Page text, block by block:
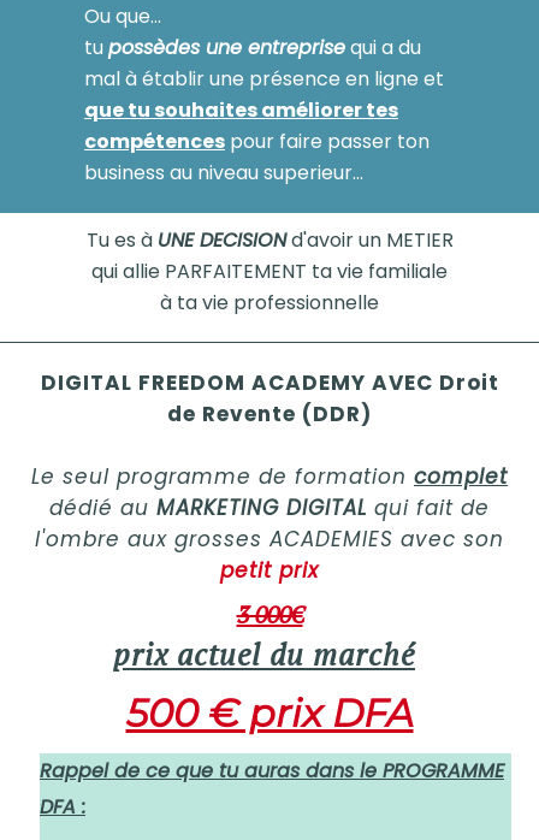
Ou que...
tupossèdes une entreprisequi a du
mal à établir une présence en ligne et
que tu souhaites améliorer tes
compétences pour faire passer ton
business au niveau superieur...
Tu es à UNE DECISIONd'avoir un METIER
qui allie PARFAITEMENT ta vie familiale
à ta vie professionnelle
DIGITAL FREEDOM ACADEMY AVEC Droit
de Revente (DDR)
Le seul programme de formation complet
dédié au MARKETING DIGITAL qui fait de
l'ombre aux grosses ACADEMIES avec son
petit prix
3 000€
prix actuel du marché
500 € prix DFA
Rappel de ce que tu auras dans le PROGRAMME
DFA :